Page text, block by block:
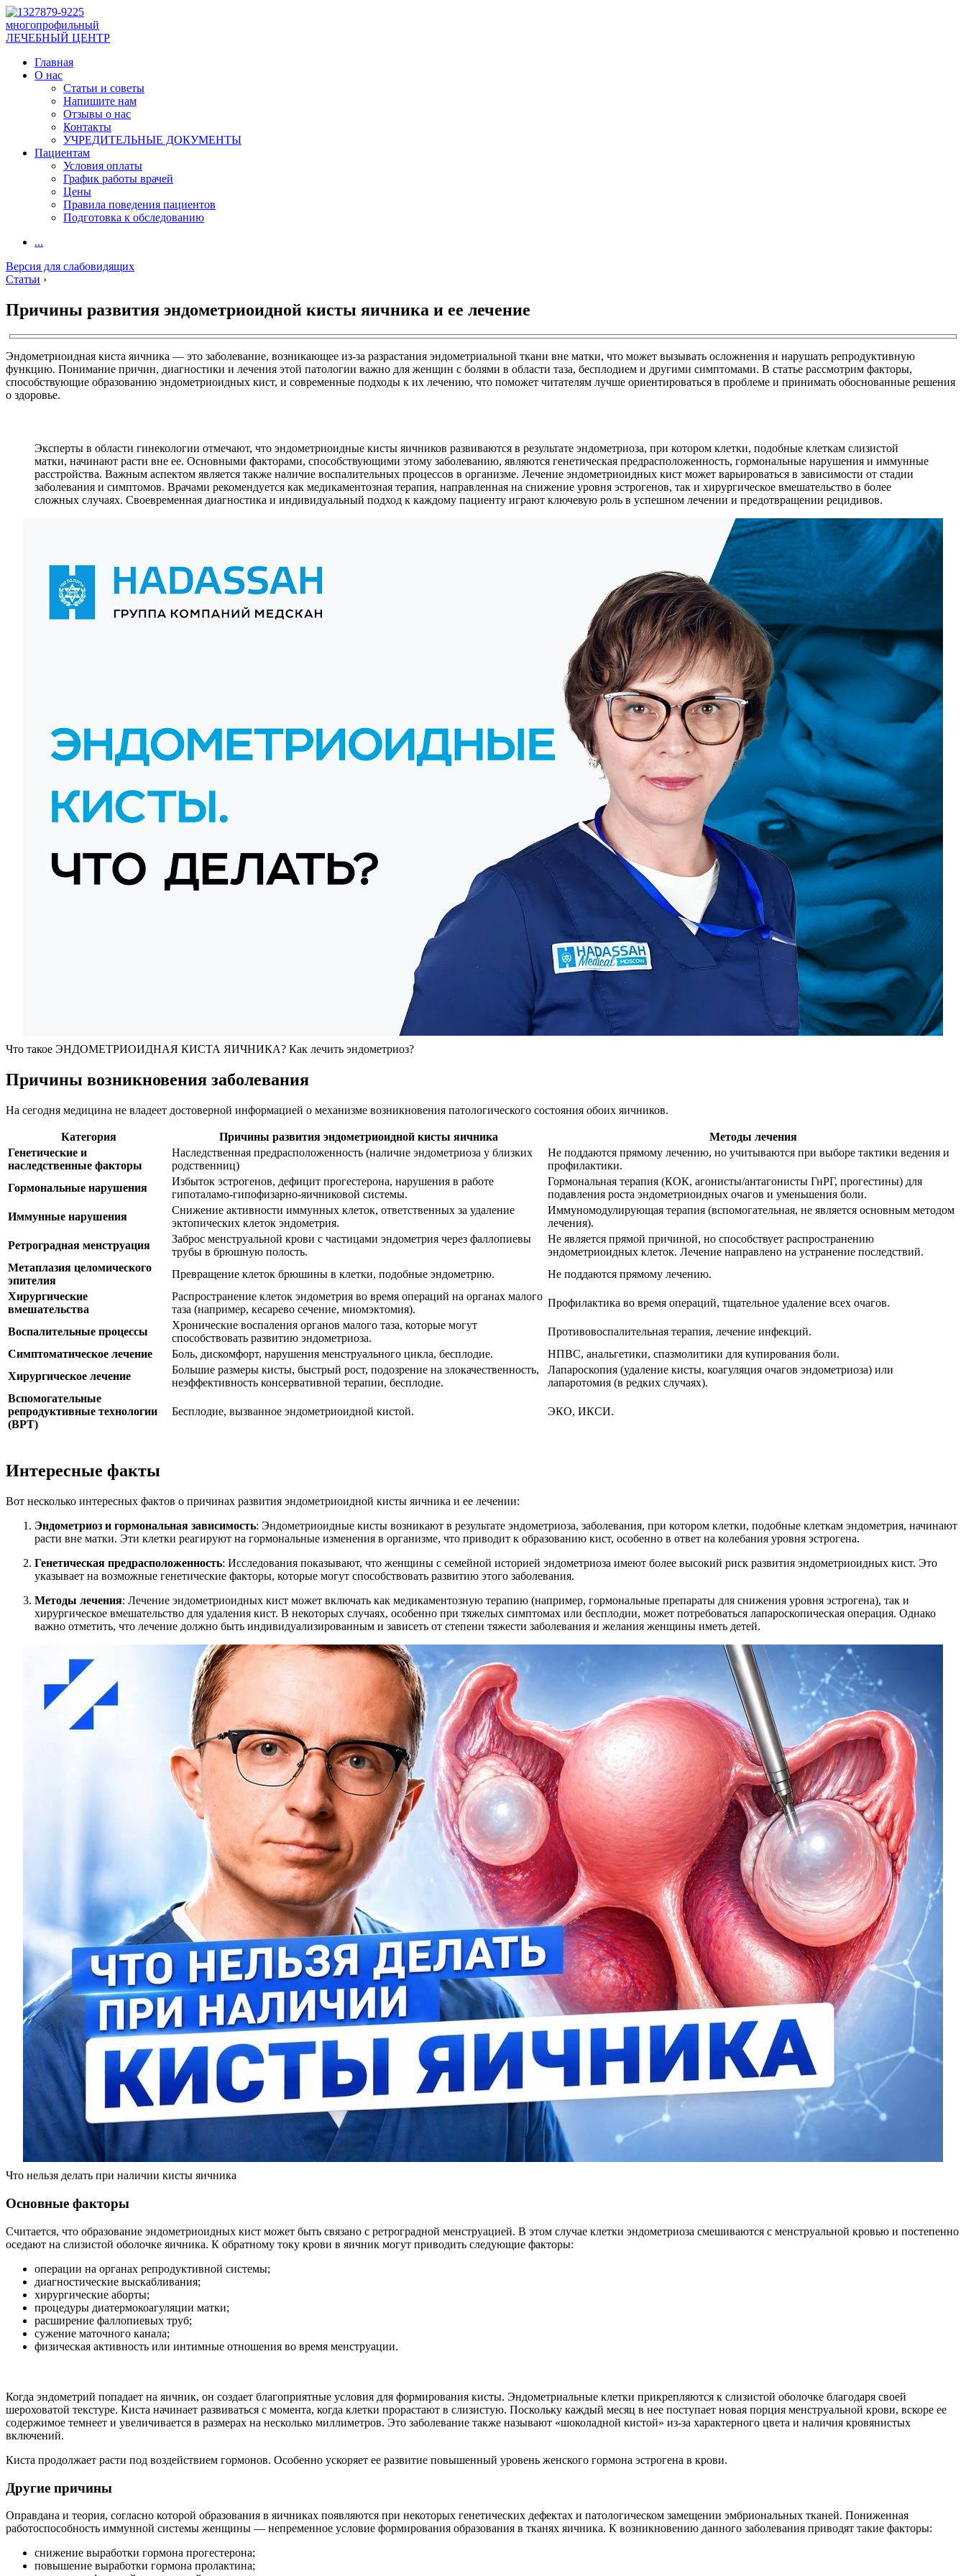
многопрофильный
ЛЕЧЕБНЫЙ ЦЕНТР
Главная
О нас
Статьи и советы
Напишите нам
Отзывы о нас
Контакты
УЧРЕДИТЕЛЬНЫЕ ДОКУМЕНТЫ
Пациентам
Условия оплаты
График работы врачей
Цены
Правила поведения пациентов
Подготовка к обследованию
...
Версия для слабовидящих
Статьи ›
Причины развития эндометриоидной кисты яичника и ее лечение
Эндометриоидная киста яичника — это заболевание, возникающее из-за разрастания эндометриальной ткани вне матки, что может вызывать осложнения и нарушать репродуктивную
функцию. Понимание причин, диагностики и лечения этой патологии важно для женщин с болями в области таза, бесплодием и другими симптомами. В статье рассмотрим факторы,
способствующие образованию эндометриоидных кист, и современные подходы к их лечению, что поможет читателям лучше ориентироваться в проблеме и принимать обоснованные решения
о здоровье.
Эксперты в области гинекологии отмечают, что эндометриоидные кисты яичников развиваются в результате эндометриоза, при котором клетки, подобные клеткам слизистой
матки, начинают расти вне ее. Основными факторами, способствующими этому заболеванию, являются генетическая предрасположенность, гормональные нарушения и иммунные
расстройства. Важным аспектом является также наличие воспалительных процессов в организме. Лечение эндометриоидных кист может варьироваться в зависимости от стадии
заболевания и симптомов. Врачами рекомендуется как медикаментозная терапия, направленная на снижение уровня эстрогенов, так и хирургическое вмешательство в более
сложных случаях. Своевременная диагностика и индивидуальный подход к каждому пациенту играют ключевую роль в успешном лечении и предотвращении рецидивов.
Что такое ЭНДОМЕТРИОИДНАЯ КИСТА ЯИЧНИКА? Как лечить эндометриоз?
Причины возникновения заболевания
На сегодня медицина не владеет достоверной информацией о механизме возникновения патологического состояния обоих яичников.
Категория Причины развития эндометриоидной кисты яичника
Методы лечения
Генетические и
наследственные факторы
Наследственная предрасположенность (наличие эндометриоза у близких
родственниц)
Не поддаются прямому лечению, но учитываются при выборе тактики ведения и
профилактики.
Гормональные нарушения
Избыток эстрогенов, дефицит прогестерона, нарушения в работе
гипоталамо-гипофизарно-яичниковой системы.
Гормональная терапия (КОК, агонисты/антагонисты ГнРГ, прогестины) для
подавления роста эндометриоидных очагов и уменьшения боли.
Иммунные нарушения
Снижение активности иммунных клеток, ответственных за удаление
эктопических клеток эндометрия.
Иммуномодулирующая терапия (вспомогательная, не является основным методом
лечения).
Ретроградная менструация
Заброс менструальной крови с частицами эндометрия через фаллопиевы
трубы в брюшную полость.
Не является прямой причиной, но способствует распространению
эндометриоидных клеток. Лечение направлено на устранение последствий.
Метаплазия целомического
эпителия
Превращение клеток брюшины в клетки, подобные эндометрию.
Не поддаются прямому лечению.
Хирургические
вмешательства
Распространение клеток эндометрия во время операций на органах малого
таза (например, кесарево сечение, миомэктомия).
Профилактика во время операций, тщательное удаление всех очагов.
Воспалительные процессы
Хронические воспаления органов малого таза, которые могут
способствовать развитию эндометриоза.
Противовоспалительная терапия, лечение инфекций.
Симптоматическое лечение
Боль, дискомфорт, нарушения менструального цикла, бесплодие.
НПВС, анальгетики, спазмолитики для купирования боли.
Хирургическое лечение
Большие размеры кисты, быстрый рост, подозрение на злокачественность,
неэффективность консервативной терапии, бесплодие.
Лапароскопия (удаление кисты, коагуляция очагов эндометриоза) или
лапаротомия (в редких случаях).
Вспомогательные
репродуктивные технологии
(ВРТ)
Бесплодие, вызванное эндометриоидной кистой. ЭКО, ИКСИ.
Интересные факты
Вот несколько интересных фактов о причинах развития эндометриоидной кисты яичника и ее лечении:
Эндометриоз и гормональная зависимость: Эндометриоидные кисты возникают в результате эндометриоза, заболевания, при котором клетки, подобные клеткам эндометрия, начинают
расти вне матки. Эти клетки реагируют на гормональные изменения в организме, что приводит к образованию кист, особенно в ответ на колебания уровня эстрогена.
Генетическая предрасположенность: Исследования показывают, что женщины с семейной историей эндометриоза имеют более высокий риск развития эндометриоидных кист. Это
указывает на возможные генетические факторы, которые могут способствовать развитию этого заболевания.
Методы лечения: Лечение эндометриоидных кист может включать как медикаментозную терапию (например, гормональные препараты для снижения уровня эстрогена), так и
хирургическое вмешательство для удаления кист. В некоторых случаях, особенно при тяжелых симптомах или бесплодии, может потребоваться лапароскопическая операция. Однако
важно отметить, что лечение должно быть индивидуализированным и зависеть от степени тяжести заболевания и желания женщины иметь детей.
Что нельзя делать при наличии кисты яичника
Основные факторы
Считается, что образование эндометриоидных кист может быть связано с ретроградной менструацией. В этом случае клетки эндометриоза смешиваются с менструальной кровью и постепенно
оседают на слизистой оболочке яичника. К обратному току крови в яичник могут приводить следующие факторы:
операции на органах репродуктивной системы;
диагностические выскабливания;
хирургические аборты;
процедуры диатермокоагуляции матки;
расширение фаллопиевых труб;
сужение маточного канала;
физическая активность или интимные отношения во время менструации.
Когда эндометрий попадает на яичник, он создает благоприятные условия для формирования кисты. Эндометриальные клетки прикрепляются к слизистой оболочке благодаря своей
шероховатой текстуре. Киста начинает развиваться с момента, когда клетки прорастают в слизистую. Поскольку каждый месяц в нее поступает новая порция менструальной крови, вскоре ее
содержимое темнеет и увеличивается в размерах на несколько миллиметров. Это заболевание также называют «шоколадной кистой» из-за характерного цвета и наличия кровянистых
включений.
Киста продолжает расти под воздействием гормонов. Особенно ускоряет ее развитие повышенный уровень женского гормона эстрогена в крови.
Другие причины
Оправдана и теория, согласно которой образования в яичниках появляются при некоторых генетических дефектах и патологическом замещении эмбриональных тканей. Пониженная
работоспособность иммунной системы женщины — непременное условие формирования образования в тканях яичника. К возникновению данного заболевания приводят такие факторы:
снижение выработки гормона прогестерона;
повышение выработки гормона пролактина;